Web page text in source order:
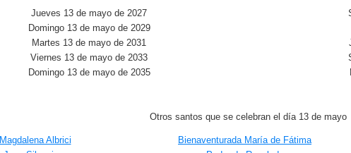
Jueves 13 de mayo de 2027
Domingo 13 de mayo de 2029
Martes 13 de mayo de 2031
Viernes 13 de mayo de 2033
Domingo 13 de mayo de 2035
Otros santos que se celebran el día 13 de mayo
Magdalena Albrici Bienaventurada María de Fátima